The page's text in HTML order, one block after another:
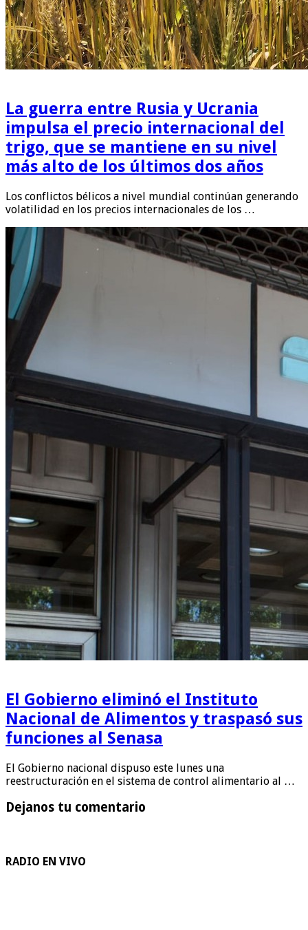
La guerra entre Rusia y Ucrania
impulsa el precio internacional del
trigo, que se mantiene en su nivel
más alto de los últimos dos años
Los conflictos bélicos a nivel mundial continúan generando
volatilidad en los precios internacionales de los …
El Gobierno eliminó el Instituto
Nacional de Alimentos y traspasó sus
funciones al Senasa
El Gobierno nacional dispuso este lunes una
reestructuración en el sistema de control alimentario al …
Dejanos tu comentario
RADIO EN VIVO